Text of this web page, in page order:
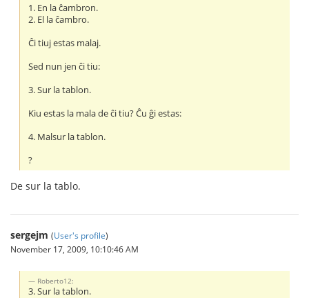
1. En la ĉambron.
2. El la ĉambro.
Ĉi tiuj estas malaj.
Sed nun jen ĉi tiu:
3. Sur la tablon.
Kiu estas la mala de ĉi tiu? Ĉu ĝi estas:
4. Malsur la tablon.
?
De sur la tablo.
sergejm (User's profile)
November 17, 2009, 10:10:46 AM
Roberto12:
3. Sur la tablon.